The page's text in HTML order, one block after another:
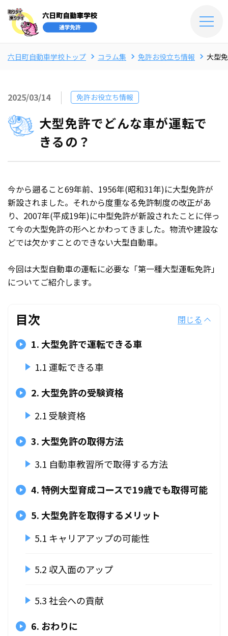
六日町自動車学校トップ コラム集 免許お役立ち情報 大型
2025/03/14 免許お役立ち情報
大型免許でどんな車が運転で
きるの？
今から遡ること69年前、1956年(昭和31年)に大型免許が
新設されました。それから度重なる免許制度の改正があ
り、2007年(平成19年)に中型免許が新設されたことに伴っ
て今の大型免許の形へとかわってきました。物流や建設な
どでは欠かすことのできない大型自動車。
今回は大型自動車の運転に必要な「第一種大型運転免許」
についてご紹介します。
目次 閉じる
1. 大型免許で運転できる車
1.1 運転できる車
2. 大型免許の受験資格
2.1 受験資格
3. 大型免許の取得方法
3.1 自動車教習所で取得する方法
4. 特例大型育成コースで19歳でも取得可能
5. 大型免許を取得するメリット
5.1 キャリアアップの可能性
5.2 収入面のアップ
5.3 社会への貢献
6. おわりに